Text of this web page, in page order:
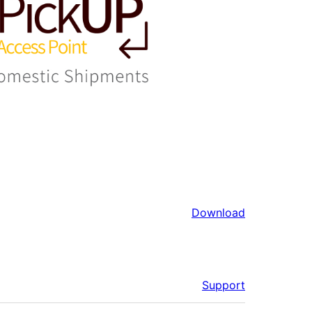
Download
Support